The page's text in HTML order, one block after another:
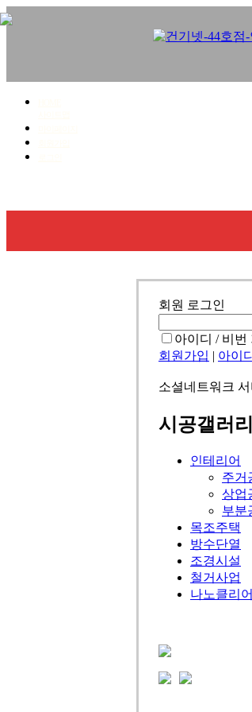
회원 로그인
아이디 / 비번
회원가입 | 아이
소셜네트워크
시공갤러리
인테리어
주거
상업
부분
목조주택
방수단열
조경시설
철거사업
나노클리어